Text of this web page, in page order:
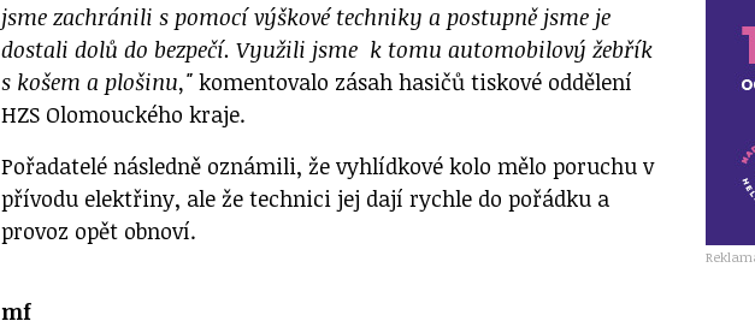
jsme zachránili s pomocí výškové techniky a postupně jsme je
dostali dolů do bezpečí. Využili jsme k tomu automobilový žebřík
s košem a plošinu,"komentovalo zásah hasičů tiskové oddělení
HZS Olomouckého kraje.
Pořadatelé následně oznámili, že vyhlídkové kolo mělo poruchu v
přívodu elektřiny, ale že technici jej dají rychle do pořádku a
provoz opět obnoví.
mf